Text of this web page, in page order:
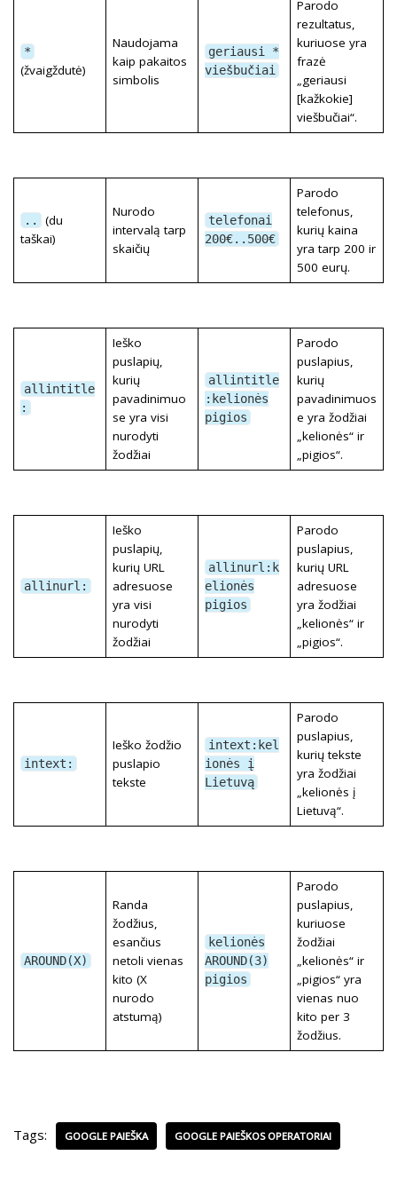
*
(žvaigždutė)
Naudojama
kaip pakaitos
simbolis
geriausi *
viešbučiai
Parodo
rezultatus,
kuriuose yra
frazė
„geriausi
[kažkokie]
viešbučiai“.
..
(du
taškai)
Nurodo
intervalą tarp
skaičių
telefonai
200€..500€
Parodo
telefonus,
kurių kaina
yra tarp 200 ir
500 eurų.
allintitle
:
Ieško
puslapių,
kurių
pavadinimuo
se yra visi
nurodyti
žodžiai
allintitle
:kelionės
pigios
Parodo
puslapius,
kurių
pavadinimuos
e yra žodžiai
„kelionės“ ir
„pigios“.
allinurl:
Ieško
puslapių,
kurių URL
adresuose
yra visi
nurodyti
žodžiai
allinurl:k
elionės
pigios
Parodo
puslapius,
kurių URL
adresuose
yra žodžiai
„kelionės“ ir
„pigios“.
intext:
Ieško žodžio
puslapio
tekste
intext:kel
ionės į
Lietuvą
Parodo
puslapius,
kurių tekste
yra žodžiai
„kelionės į
Lietuvą“.
AROUND(X)
Randa
žodžius,
esančius
netoli vienas
kito (X
nurodo
atstumą)
kelionės
AROUND(3)
pigios
Parodo
puslapius,
kuriuose
žodžiai
„kelionės“ ir
„pigios“ yra
vienas nuo
kito per 3
žodžius.
Tags: GOOGLE PAIEŠKA GOOGLE PAIEŠKOS OPERATORIAI